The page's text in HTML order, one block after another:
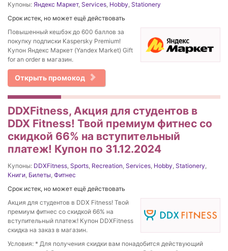
Купоны: Яндекс Маркет, Services, Hobby, Stationery
Срок истек, но может ещё действовать
Повышенный кешбэк до 600 баллов за
покупку подписки Kaspersky Premium!
Купон Яндекс Маркет (Yandex Market) Gift
for an order в магазин.
Открыть промокод
DDXFitness, Акция для студентов в
DDX Fitness! Твой премиум фитнес со
скидкой 66% на вступительный
платеж! Купон по 31.12.2024
Купоны: DDXFitness, Sports, Recreation, Services, Hobby, Stationery,
Книги, Билеты, Фитнес
Срок истек, но может ещё действовать
Акция для студентов в DDX Fitness! Твой
премиум фитнес со скидкой 66% на
вступительный платеж! Купон DDXFitness
скидка на заказ в магазин.
Условия: * Для получения скидки вам понадобится действующий